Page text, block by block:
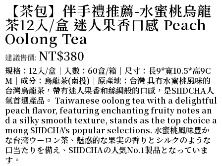
【茶包】伴手禮推薦-水蜜桃烏龍
茶12入/盒 迷人果香口感 Peach
Oolong Tea
建議售價: NT$380
規格：12入/盒｜入數：60盒/箱｜尺寸：長9*寬10.5*高9C
M｜成分：烏龍茶(南投)｜原產地：台灣 具有水蜜桃風味的
台灣烏龍茶，帶有迷人果香和絲綢般的口感，是SIIDCHA人
氣首選產品。 Taiwanese oolong tea with a delightful
peach flavor, featuring enchanting fruity notes an
d a silky smooth texture, stands as the top choice a
mong SIIDCHA's popular selections. 水蜜桃風味豊か
な台湾ウーロン茶、魅惑的な果実の香りとシルクのような
口当たりを備え、SIIDCHAの人気No.1製品となっていま
す。